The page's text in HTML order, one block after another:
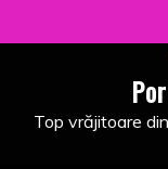
to
Top vrăjitoare